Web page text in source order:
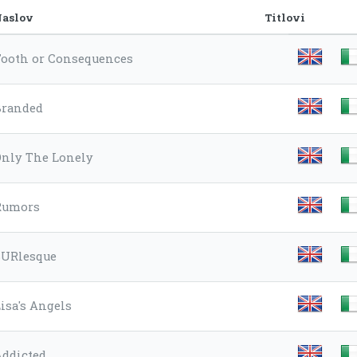
Titlovi
or Consequences
The Lonely
Angels